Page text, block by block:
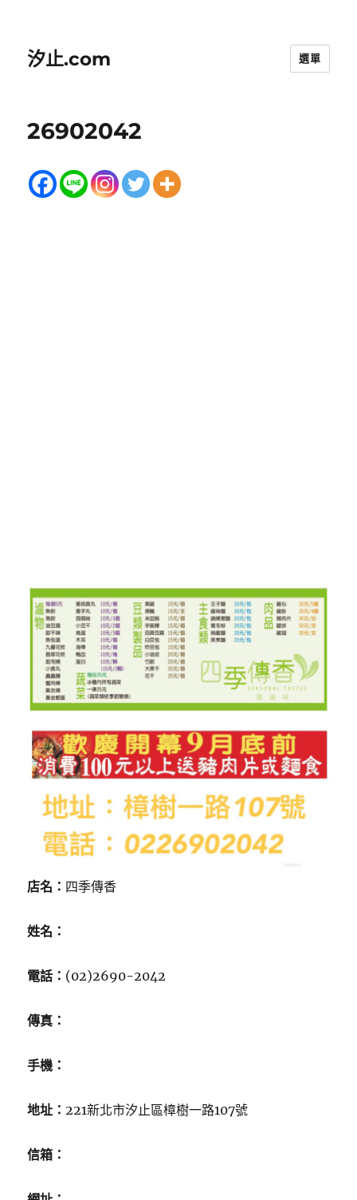
汐止.com 選單
26902042
店名： 四季傳香
姓名：
電話： (02)2690-2042
傳真：
手機：
地址：221新北市汐止區樟樹一路107號
信箱：